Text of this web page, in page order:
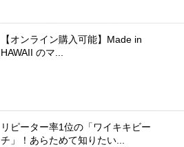
【オンライン購入可能】Made in
HAWAII のマ...
リピーター率1位の「ワイキキビー
チ」！あらためて知りたい...